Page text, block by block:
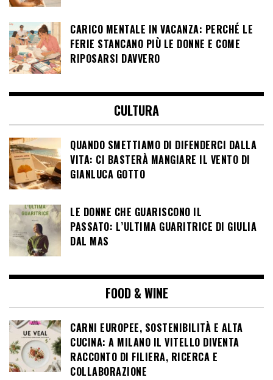
CARICO MENTALE IN VACANZA: PERCHÉ LE
FERIE STANCANO PIÙ LE DONNE E COME
RIPOSARSI DAVVERO
CULTURA
QUANDO SMETTIAMO DI DIFENDERCI DALLA
VITA: CI BASTERÀ MANGIARE IL VENTO DI
GIANLUCA GOTTO
LE DONNE CHE GUARISCONO IL
PASSATO: L’ULTIMA GUARITRICE DI GIULIA
DAL MAS
FOOD & WINE
CARNI EUROPEE, SOSTENIBILITÀ E ALTA
CUCINA: A MILANO IL VITELLO DIVENTA
RACCONTO DI FILIERA, RICERCA E
COLLABORAZIONE